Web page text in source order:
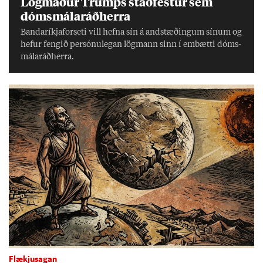
dóms­mála­ráð­herra
Banda­ríkja­for­seti vill hefna sín á and­stæð­ing­um sín­um og
hef­ur feng­ið per­sónu­leg­an lög­mann sinn í embætti dóms­
mála­ráð­herra.
Flækjusagan